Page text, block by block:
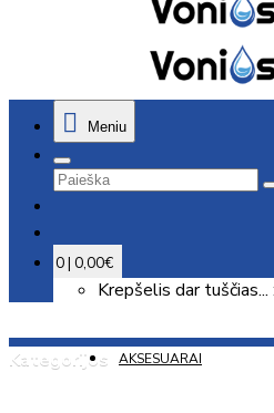
Meniu
0 | 0,00€
Krepšelis dar tuščias...
Kategorijos AKSESUARAI